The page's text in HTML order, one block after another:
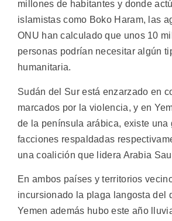
millones de habitantes y donde
islamistas como Boko Haram, las
ONU han calculado que unos 10
personas podrían necesitar algún
humanitaria.
Sudán del Sur está enzarzado en
marcados por la violencia, y en
de la península arábica, existe una
facciones respaldadas
una coalición que lidera Arabia
En ambos países y territorios
incursionado la plaga langosta del
Yemen además hubo este año